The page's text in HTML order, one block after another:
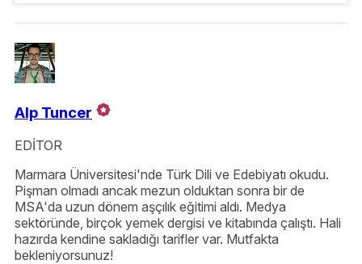
Alp Tuncer
EDİTOR
Marmara Üniversitesi'nde Türk Dili ve Edebiyatı okudu.
Pişman olmadı ancak mezun olduktan sonra bir de
MSA'da uzun dönem aşçılık eğitimi aldı. Medya
sektöründe, birçok yemek dergisi ve kitabında çalıştı. Hali
hazırda kendine sakladığı tarifler var. Mutfakta
bekleniyorsunuz!